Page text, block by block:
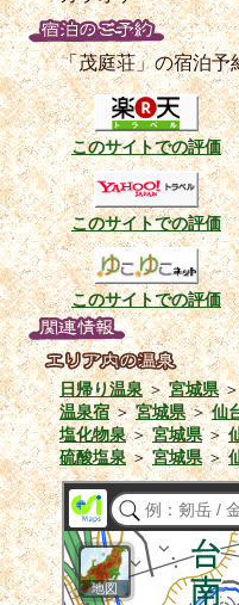
「茂庭荘」の宿泊予
このサイトでの評価
このサイトでの評価
このサイトでの評価
日帰り温泉＞宮城県
温泉宿＞宮城県＞仙
塩化物泉＞宮城県＞
硫酸塩泉＞宮城県＞